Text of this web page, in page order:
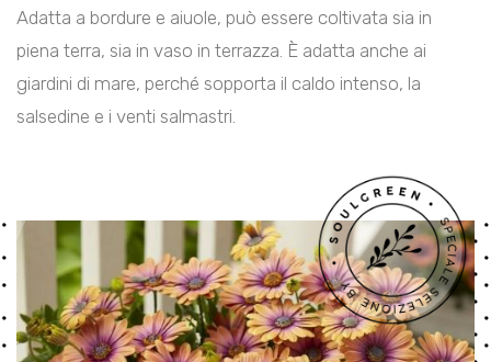
Adatta a bordure e aiuole, può essere coltivata sia in
piena terra, sia in vaso in terrazza. È adatta anche ai
giardini di mare, perché sopporta il caldo intenso, la
salsedine e i venti salmastri.